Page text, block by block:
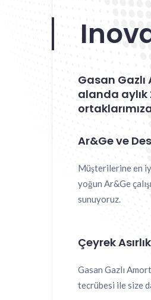
Gasan
alanda
Ar&Ge ve
Müşterilerine en
yoğun Ar&Ge
sunuyoruz.
Çeyrek
Gasan Gazlı
tecrübesi ile size